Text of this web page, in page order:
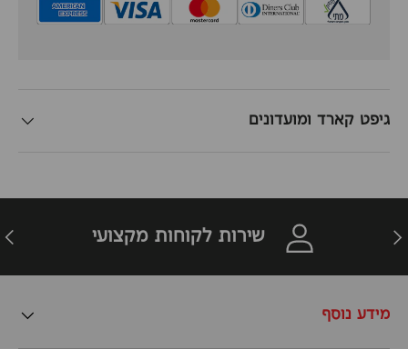
גיפט קארד ומועדונים
חזרה שירות לקוחות מקצועי
מידע נוסף